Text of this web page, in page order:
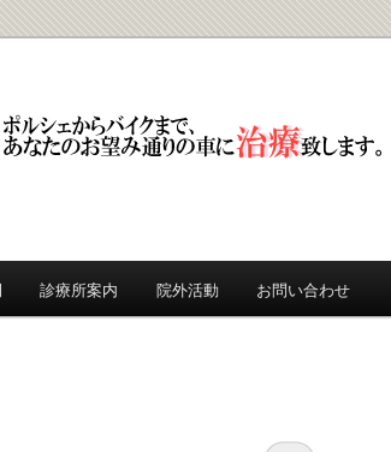
診療所案内 院外活動 お問い合わせ